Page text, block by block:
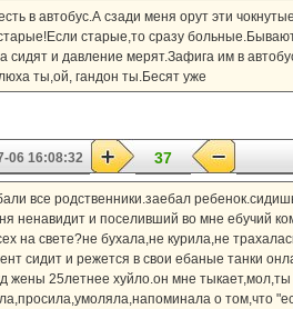
в автобус.А сзади меня орут эти
старые,то сразу
сидят и давление мерят.Зафига им в
ты,ой, гандон ты.Бесят уже
06 16:08:32 37
все родственники.заебал
ненавидит и поселивший во мне ебучий
на свете?не бухала,не курила,не
сидит и режется в свои ебаные танки
жены 25летнее хуйло.он мне
о том,что